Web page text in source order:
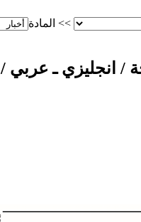
>> المادة
/ انجليزي ـ عربي /